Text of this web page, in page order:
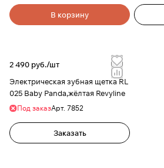
В корзину
2 490 руб./шт
Электрическая зубная щетка RL
025 Baby Panda,жёлтая Revyline
Под заказАрт. 7852
Заказать